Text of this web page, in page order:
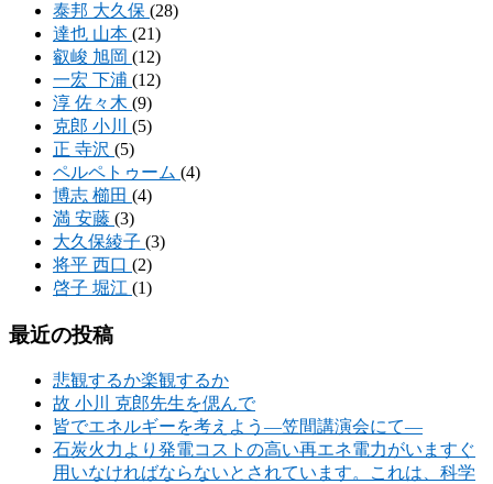
泰邦 大久保 (28)
達也 山本 (21)
叡峻 旭岡 (12)
一宏 下浦 (12)
淳 佐々木 (9)
克郎 小川 (5)
正 寺沢 (5)
ペルペトゥーム (4)
博志 櫛田 (4)
満 安藤 (3)
大久保綾子 (3)
将平 西口 (2)
啓子 堀江 (1)
最近の投稿
悲観するか楽観するか
故 小川 克郎先生を偲んで
皆でエネルギーを考えよう―笠間講演会にて―
石炭火力より発電コストの高い再エネ電力がいますぐ
用いなければならないとされています。これは、科学